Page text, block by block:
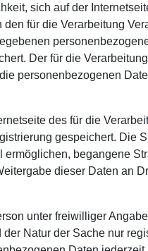
sich auf der
für die Verarbeitung
Der für die
personenbezogenen
des für die
gespeichert. Die
begangene
dieser Daten an
unter freiwilliger
Natur der Sache nur